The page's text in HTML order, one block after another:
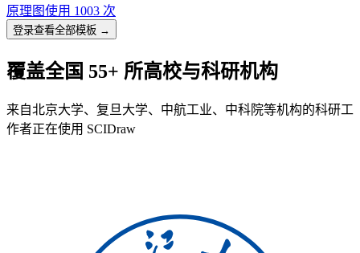
原理图使用 1003 次
登录查看全部模板 →
覆盖全国 55+ 所高校与科研机构
来自北京大学、复旦大学、中航工业、中科院等机构的科研工
作者正在使用 SCIDraw